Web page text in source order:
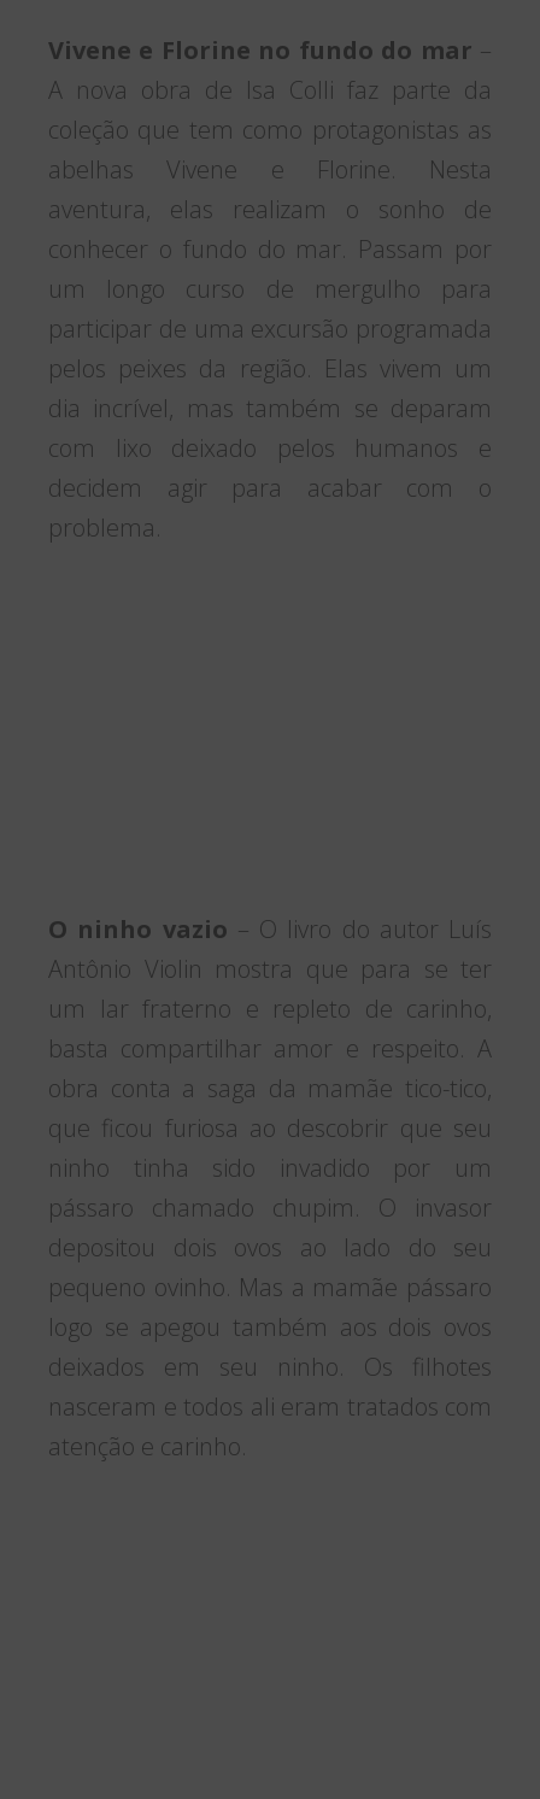
Vivene e Florine no fundo do mar –
A nova obra de Isa Colli faz parte da
coleção que tem como protagonistas as
abelhas Vivene e Florine. Nesta
aventura, elas realizam o sonho de
conhecer o fundo do mar. Passam por
um longo curso de mergulho para
participar de uma excursão programada
pelos peixes da região. Elas vivem um
dia incrível, mas também se deparam
com lixo deixado pelos humanos e
decidem agir para acabar com o
problema.
O ninho vazio – O livro do autor Luís
Antônio Violin mostra que para se ter
um lar fraterno e repleto de carinho,
basta compartilhar amor e respeito. A
obra conta a saga da mamãe tico-tico,
que ficou furiosa ao descobrir que seu
ninho tinha sido invadido por um
pássaro chamado chupim. O invasor
depositou dois ovos ao lado do seu
pequeno ovinho. Mas a mamãe pássaro
logo se apegou também aos dois ovos
deixados em seu ninho. Os filhotes
nasceram e todos ali eram tratados com
atenção e carinho.